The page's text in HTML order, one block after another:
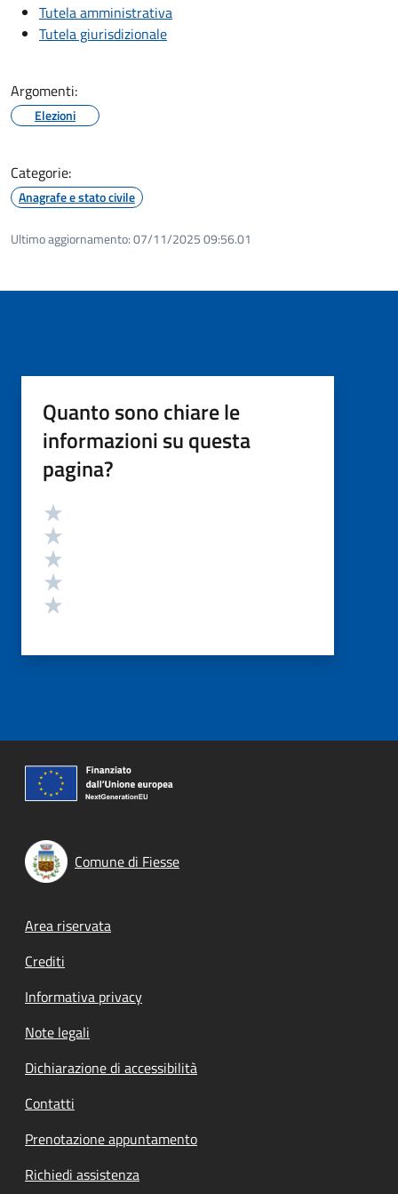
Tutela amministrativa
Tutela giurisdizionale
Argomenti:
Elezioni
Categorie:
Anagrafe e stato civile
Ultimo aggiornamento:07/11/2025 09:56.01
Quanto sono chiare le
informazioni su questa
pagina?
Valutazione
Comune di Fiesse
Footer menu
Area riservata
Crediti
Informativa privacy
Note legali
Dichiarazione di accessibilità
Contatti
Prenotazione appuntamento
Richiedi assistenza